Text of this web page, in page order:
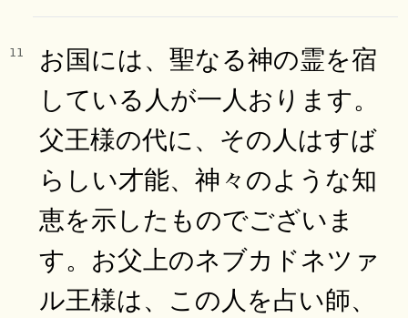
11
お国には、聖なる神の霊を宿
している人が一人おります。
父王様の代に、その人はすば
らしい才能、神々のような知
恵を示したものでございま
す。お父上のネブカドネツァ
ル王様は、この人を占い師、